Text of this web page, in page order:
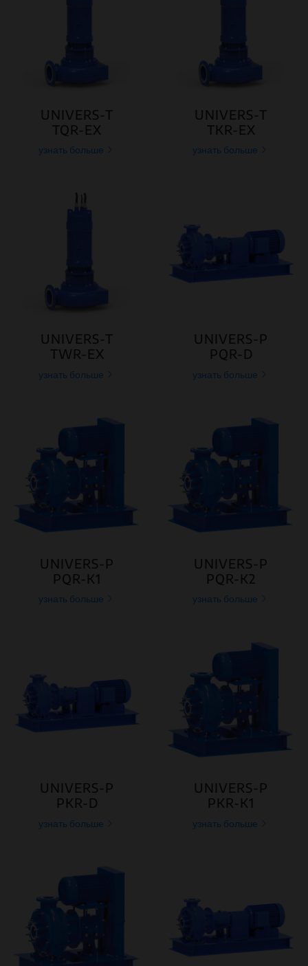
UNIVERS-T
TQR-EX
узнать больше
UNIVERS-T
TKR-EX
узнать больше
UNIVERS-T
TWR-EX
узнать больше
UNIVERS-P
PQR-D
узнать больше
UNIVERS-P
PQR-K1
узнать больше
UNIVERS-P
PQR-K2
узнать больше
UNIVERS-P
PKR-D
узнать больше
UNIVERS-P
PKR-K1
узнать больше